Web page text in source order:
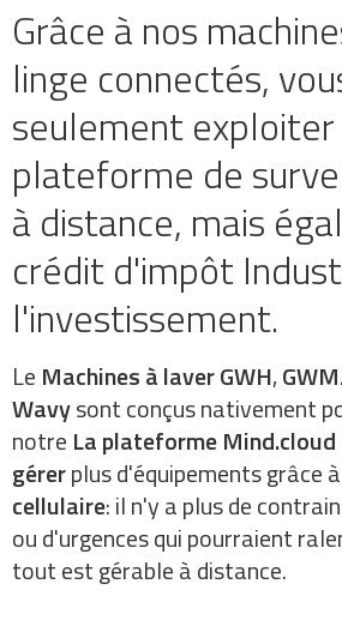
Grâce à nos
linge connectés,
seulement
plateforme de
à distance, mais
crédit d'impôt
l'investissement.
Le Machines à laver GWH,
Wavysont conçus nativement
notre La plateforme Mind.cloud
gérerplus d'équipements grâce à
cellulaire: il n'y a plus de
ou d'urgences qui pourraient
tout est gérable à distance.